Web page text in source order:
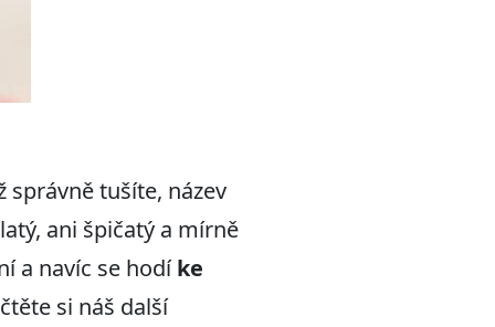
správně tušíte, název
ani špičatý a mírně
a navíc se hodíke
si náš další